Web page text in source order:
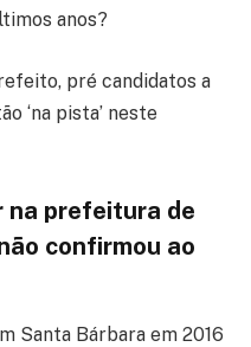
anos?
pré candidatos a
‘na pista’ neste
na prefeitura de
confirmou ao
Santa Bárbara em 2016